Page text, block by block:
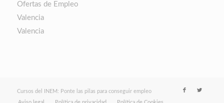
Ofertas de Empleo
Valencia
Valencia
Cursos del INEM: Ponte las pilas para conseguir empleo